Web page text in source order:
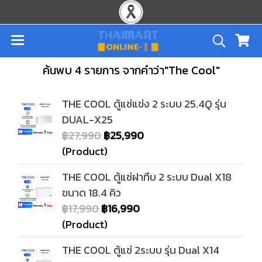
ค้นพบ 4 รายการ จากคำว่า"The Cool"
THE COOL ตู้แช่แข่ง 2 ระบบ 25.4Q รุ่น
DUAL-X25
฿27,990฿25,990
(Product)
THE COOL ตู้แช่ฝาทึบ 2 ระบบ Dual X18
ขนาด 18.4 คิว
฿17,990฿16,990
(Product)
THE COOL ตู้แช่ 2ระบบ รุ่น Dual X14